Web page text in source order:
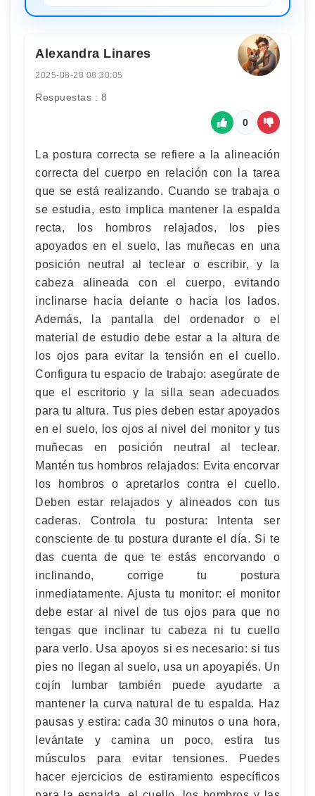
Alexandra Linares
2025-08-28 08:30:05
Respuestas : 8
0
La postura correcta se refiere a la alineación
correcta del cuerpo en relación con la tarea
que se está realizando. Cuando se trabaja o
se estudia, esto implica mantener la espalda
recta, los hombros relajados, los pies
apoyados en el suelo, las muñecas en una
posición neutral al teclear o escribir, y la
cabeza alineada con el cuerpo, evitando
inclinarse hacia delante o hacia los lados.
Además, la pantalla del ordenador o el
material de estudio debe estar a la altura de
los ojos para evitar la tensión en el cuello.
Configura tu espacio de trabajo: asegúrate de
que el escritorio y la silla sean adecuados
para tu altura. Tus pies deben estar apoyados
en el suelo, los ojos al nivel del monitor y tus
muñecas en posición neutral al teclear.
Mantén tus hombros relajados: Evita encorvar
los hombros o apretarlos contra el cuello.
Deben estar relajados y alineados con tus
caderas. Controla tu postura: Intenta ser
consciente de tu postura durante el día. Si te
das cuenta de que te estás encorvando o
inclinando, corrige tu postura
inmediatamente. Ajusta tu monitor: el monitor
debe estar al nivel de tus ojos para que no
tengas que inclinar tu cabeza ni tu cuello
para verlo. Usa apoyos si es necesario: si tus
pies no llegan al suelo, usa un apoyapiés. Un
cojín lumbar también puede ayudarte a
mantener la curva natural de tu espalda. Haz
pausas y estira: cada 30 minutos o una hora,
levántate y camina un poco, estira tus
músculos para evitar tensiones. Puedes
hacer ejercicios de estiramiento específicos